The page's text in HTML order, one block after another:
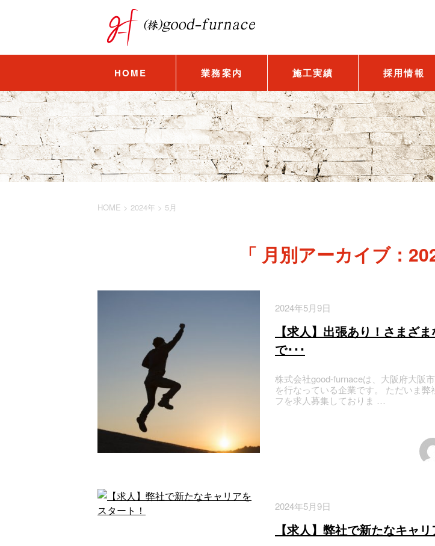
HOME 業務案内 施工実績 採用情報
HOME > 2024年 > 5月
「 月別アーカイブ：
2024年5月9日
【求人】出張あり！さまざ
で･･･
株式会社good-furnaceは、大阪府大阪
を行なっている企業です。 ただいま弊
フを求人募集しておりま …
2024年5月9日
【求人】弊社で新たなキャ